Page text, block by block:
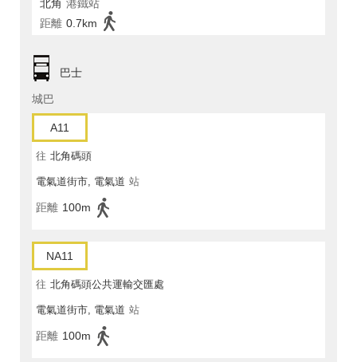
北角 港鐵站
距離 0.7km
巴士
城巴
A11
往 北角碼頭
電氣道街市, 電氣道 站
距離 100m
NA11
往 北角碼頭公共運輸交匯處
電氣道街市, 電氣道 站
距離 100m